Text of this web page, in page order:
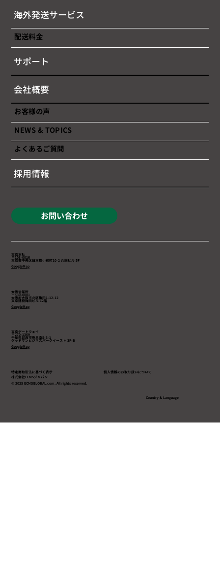
海外発送サービス
配送料金
サポート
会社概要
お客様の声
NEWS & TOPICS
よくあるご質問
採用情報
お問い合わせ
東京本社
〒103-0016
東京都中央区日本橋小網町10-2 丸国ビル 5F
GoogleMap
大阪営業所
〒530-0001
大阪府大阪市北区梅田1-12-12
東京建物梅田ビル 12階
GoogleMap
東京ゲートウェイ
〒270-1369
千葉県印西市鹿黒南5-3-1
​グッドマンビジネスパークイースト 3F-B
GoogleMap
特定商取引法に基づく表示
個人情報のお取り扱いについて
株式会社ECMSジャパン
© 2025 ECMSGLOBAL.com. All rights reserved.
Country & Language